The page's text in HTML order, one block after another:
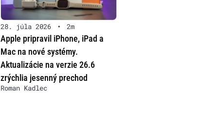
28. júla 2026 • 2m
Apple pripravil iPhone, iPad a
Mac na nové systémy.
Aktualizácie na verzie 26.6
zrýchlia jesenný prechod
Roman Kadlec